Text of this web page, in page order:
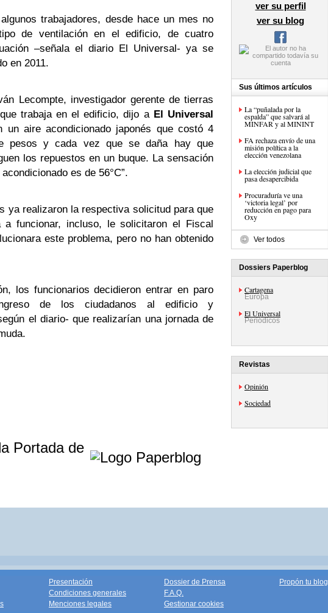
trabajadores, desde hace un mes no
de ventilación en el edificio, de cuatro
–señala el diario El Universal- ya se
en 2011.
Lecompte, investigador gerente de tierras
trabaja en el edificio, dijo a El Universal
un aire acondicionado japonés que costó 4
pesos y cada vez que se daña hay que
los repuestos en un buque. La sensación
es de 56°C”.
ya realizaron la respectiva solicitud para que
a funcionar, incluso, le solicitaron el Fiscal
este problema, pero no han obtenido
los funcionarios decidieron entrar en paro
de los ciudadanos al edificio y
el diario- que realizarían una jornada de
Portada de
ver su perfil
ver su blog
Sus últimos artículos
La “puñalada por la
espalda” que salvará al
MINFAR y al MININT
FA rechaza envío de una
misión política a la
elección venezolana
La elección judicial que
pasa desapercibida
Procuraduría ve una
‘victoria legal’ por
reducción en pago para
Oxy
Ver todos
Dossiers Paperblog
Cartagena
Europa
El Universal
Periódicos
Revistas
Opinión
Sociedad
Presentación
Condiciones generales
Menciones legales
Dossier de Prensa
F.A.Q.
Gestionar cookies
Propón tu blog